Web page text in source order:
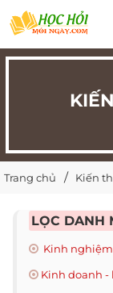
Trang chủ Kiến
LỌC DANH
Kinh
Kinh doanh -